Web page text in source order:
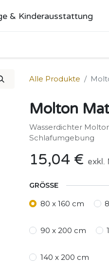
& Kinderausstattung
Alle Produkte
Molton
Wasserdichter
Schlafumgebung
15,04 € exkl.
GRÖSSE
80 x 160 cm
90 x 200 cm
140 x 200 cm